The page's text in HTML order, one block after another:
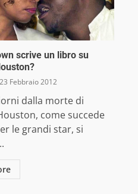
scrive un libro su
23 Febbraio 2012
dalla morte di
come succede
le grandi star, si